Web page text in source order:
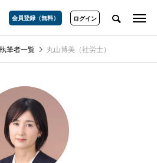
会員登録（無料） ログイン
執筆者一覧 丸山博美（社労士）